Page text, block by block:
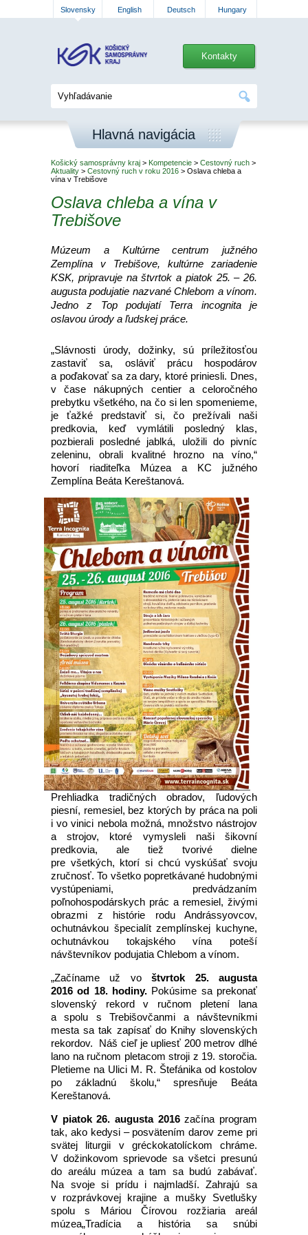
Slovensky English Deutsch Hungary
Kontakty
Hlavná navigácia
Košický samosprávny kraj > Kompetencie > Cestovný ruch >
Aktuality > Cestovný ruch v roku 2016 > Oslava chleba a
vína v Trebišove
Oslava chleba a vína v
Trebišove
Múzeum a Kultúrne centrum južného
Zemplína v Trebišove, kultúrne zariadenie
KSK, pripravuje na štvrtok a piatok 25. – 26.
augusta podujatie nazvané Chlebom a vínom.
Jedno z Top podujatí Terra incognita je
oslavou úrody a ľudskej práce.
„Slávnosti úrody, dožinky, sú príležitosťou
zastaviť sa, osláviť prácu hospodárov
a poďakovať sa za dary, ktoré priniesli. Dnes,
v čase nákupných centier a celoročného
prebytku všetkého, na čo si len spomenieme,
je ťažké predstaviť si, čo prežívali naši
predkovia, keď vymlátili posledný klas,
pozbierali posledné jablká, uložili do pivníc
zeleninu, obrali kvalitné hrozno na víno,“
hovorí riaditeľka Múzea a KC južného
Zemplína Beáta Kereštanová.
Prehliadka tradičných obradov, ľudových
piesní, remesiel, bez ktorých by práca na poli
i vo vinici nebola možná, množstvo nástrojov
a strojov, ktoré vymysleli naši šikovní
predkovia, ale tiež tvorivé dielne
pre všetkých, ktorí si chcú vyskúšať svoju
zručnosť. To všetko popretkávané hudobnými
vystúpeniami, predvádzaním
poľnohospodárskych prác a remesiel, živými
obrazmi z histórie rodu Andrássyovcov,
ochutnávkou špecialít zemplínskej kuchyne,
ochutnávkou tokajského vína poteší
návštevníkov podujatia Chlebom a vínom.
„Začíname už voštvrtok 25. augusta
2016 od 18. hodiny. Pokúsime sa prekonať
slovenský rekord v ručnom pletení lana
a spolu s Trebišovčanmi a návštevníkmi
mesta sa tak zapísať do Knihy slovenských
rekordov.
Náš cieľ je upliesť 200 metrov dlhé
lano na ručnom pletacom stroji z 19. storočia.
Pletieme na Ulici M. R. Štefánika od kostolov
po základnú školu,“ spresňuje Beáta
Kereštanová.
V piatok 26. augusta 2016začína program
tak, ako kedysi – posvätením darov zeme pri
svätej liturgii v gréckokatolíckom chráme.
V dožinkovom sprievode sa všetci presunú
do areálu múzea a tam sa budú zabávať.
Na svoje si prídu i najmladší. Zahrajú sa
v rozprávkovej krajine a mušky Svetlušky
spolu s Máriou Čírovou rozžiaria areál
múzea„Tradícia a história sa snúbi